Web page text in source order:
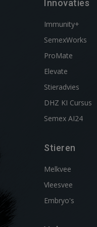
Innovaties
Immunity+
SemexWorks
ProMate
Elevate
Stieradvies
DHZ KI Cursus
Semex AI24
Stieren
Melkvee
Vleesvee
Embryo's